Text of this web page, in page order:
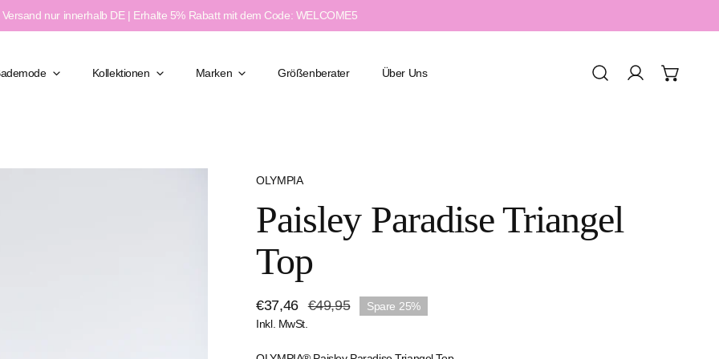
Versand nur innerhalb DE | Erhalte 5% Rabatt mit dem Code: WELCOME5
Spa & Wellness
Kollektionen Marken Größenberater Über Uns Einloggen
OLYMPIA
Paisley Paradise Triangel
Top
Verkaufspreis
€37,46
Regulärer
Preis
€49,95 Spare 25%
Inkl. MwSt.